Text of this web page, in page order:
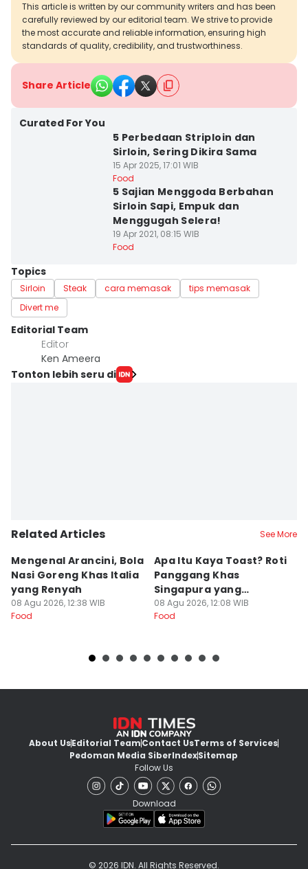
This article is written by our community writers and has been
carefully reviewed by our editorial team. We strive to provide
the most accurate and reliable information, ensuring high
standards of quality, credibility, and trustworthiness.
Share Article
Curated For You
5 Perbedaan Striploin dan
Sirloin, Sering Dikira Sama
15 Apr 2025, 17:01 WIB
Food
5 Sajian Menggoda Berbahan
Sirloin Sapi, Empuk dan
Menggugah Selera!
19 Apr 2021, 08:15 WIB
Food
Topics
Sirloin Steak cara memasak
tips memasak
Divert me
Editorial Team
Editor
Ken Ameera
Tonton lebih seru di
Related Articles See More
Mengenal Arancini, Bola
Nasi Goreng Khas Italia
yang Renyah
08 Agu 2026, 12:38 WIB
Food
Apa Itu Kaya Toast? Roti
Panggang Khas
Singapura yang
Mendunia
08 Agu 2026, 12:08 WIB
Food
About UsEditorial TeamContact UsTerms of Services
Pedoman Media SiberIndexSitemap
Follow Us
Download
© 2026 IDN. All Rights Reserved.